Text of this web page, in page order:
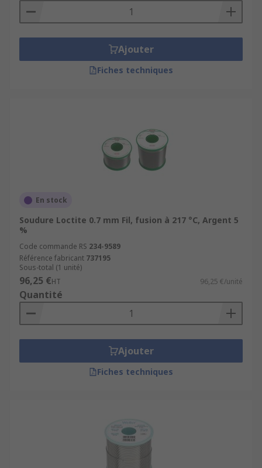
Ajouter
Fiches techniques
En stock
Soudure Loctite 0.7 mm Fil, fusion à 217 °C, Argent 5
%
Code commande RS 234-9589
Référence fabricant 737195
Sous-total (1 unité)
96,25 €HT 96,25 €/unité
Quantité
Ajouter
Fiches techniques